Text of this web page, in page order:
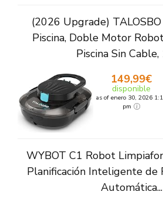
(2026 Upgrade)
Piscina, Doble Motor
Piscina Sin Cable,
149,99€
disponible
as of enero 30, 2026
pm
WYBOT C1 Robot
Planificación Inteligente de
Automática...